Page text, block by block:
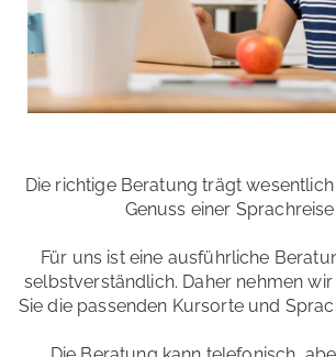
Die richtige Beratung trägt
Genuss einer Sprachreise
Für uns ist eine ausführliche
selbstverständlich. Daher nehmen
Sie die passenden Kursorte und